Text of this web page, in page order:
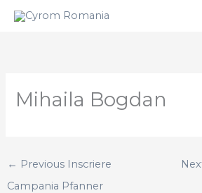
Mihaila Bogdan
← Previous Inscriere
Campania Pfanner